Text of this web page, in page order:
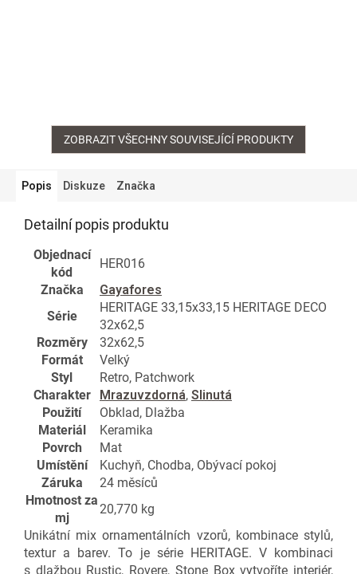
ZOBRAZIT VŠECHNY SOUVISEJÍCÍ PRODUKTY
Popis Diskuze Značka
Detailní popis produktu
Objednací
kód
HER016
Značka
Gayafores
Série
HERITAGE 33,15x33,15 HERITAGE DECO
32x62,5
Rozměry
32x62,5
Formát
Velký
Styl
Retro, Patchwork
Charakter
Mrazuvzdorná, Slinutá
Použití
Obklad, Dlažba
Materiál
Keramika
Povrch
Mat
Umístění
Kuchyň, Chodba, Obývací pokoj
Záruka
24 měsíců
Hmotnost za
mj
20,770 kg
Unikátní mix ornamentálních vzorů, kombinace stylů,
textur a barev. To je série HERITAGE. V kombinaci
s dlažbou Rustic, Rovere, Stone Box vytvoříte interiér,